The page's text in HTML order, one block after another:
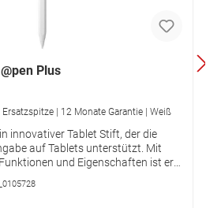
Plus
Ersatzspitze | 12 Monate Garantie | Weiß
innovativer Tablet Stift, der die
auf Tablets unterstützt. Mit
und Eigenschaften ist er
legen. Durch die kinderleichte